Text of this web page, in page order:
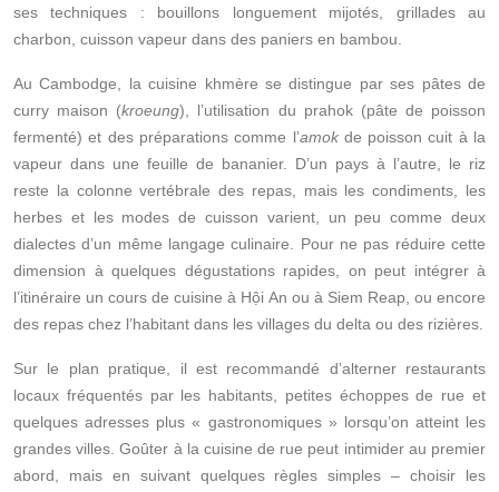
ses techniques : bouillons longuement mijotés, grillades au
charbon, cuisson vapeur dans des paniers en bambou.
Au Cambodge, la cuisine khmère se distingue par ses pâtes de
curry maison (kroeung), l’utilisation du prahok (pâte de poisson
fermenté) et des préparations comme l’amokde poisson cuit à la
vapeur dans une feuille de bananier. D’un pays à l’autre, le riz
reste la colonne vertébrale des repas, mais les condiments, les
herbes et les modes de cuisson varient, un peu comme deux
dialectes d’un même langage culinaire. Pour ne pas réduire cette
dimension à quelques dégustations rapides, on peut intégrer à
l’itinéraire un cours de cuisine à Hội An ou à Siem Reap, ou encore
des repas chez l’habitant dans les villages du delta ou des rizières.
Sur le plan pratique, il est recommandé d’alterner restaurants
locaux fréquentés par les habitants, petites échoppes de rue et
quelques adresses plus « gastronomiques » lorsqu’on atteint les
grandes villes. Goûter à la cuisine de rue peut intimider au premier
abord, mais en suivant quelques règles simples – choisir les